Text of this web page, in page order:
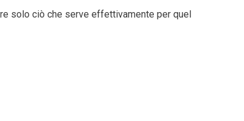
solo ciò che serve effettivamente per quel